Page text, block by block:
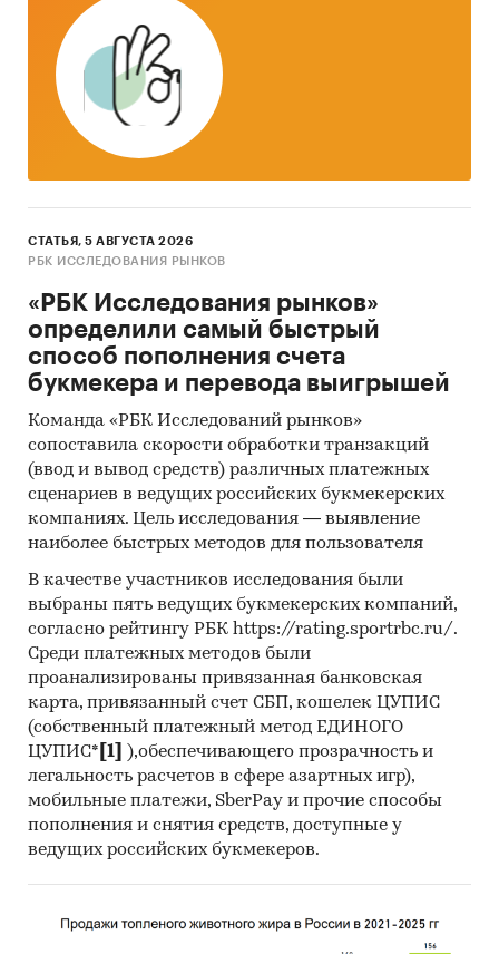
Eurostat.
Печатные и электронные деловые и
специализированные издания,
аналитические обзоры.
Ресурсы сети Интернет в России и мире.
мирового рынков.
Результаты исследований маркетинговых и
консалтинговых агентств.
Материалы отраслевых учреждений и базы
данных.
Результаты ценовых мониторингов.
Материалы и базы данных статистики ООН
(United Nations Statistics Division:
Commodity Trade Statistics, Industrial
Commodity Statistics, Food and Agriculture
Материалы Международного Валютного
Фонда (International Monetary Fund).
Материалы Всемирного банка (World Bank).
Материалы ВТО (World Trade Organization).
Материалы Организации экономического
сотрудничества и развития (Organization for
Economic Cooperation and Development).
Материалы International Trade Centre.
СТАТЬЯ, 5 АВГУСТА 2026
РБК ИССЛЕДОВАНИЯ РЫНКОВ
«РБК Исследования рынков»
определили самый быстрый
способ пополнения счета
букмекера и перевода выигрышей
Команда «РБК Исследований рынков»
сопоставила скорости обработки транзакций
(ввод и вывод средств) различных платежных
сценариев в ведущих российских букмекерских
компаниях. Цель исследования — выявление
наиболее быстрых методов для пользователя
В качестве участников исследования были
выбраны пять ведущих букмекерских компаний,
согласно рейтингу РБК https://rating.sportrbc.ru/.
Среди платежных методов были
проанализированы привязанная банковская
карта, привязанный счет СБП, кошелек ЦУПИС
(собственный платежный метод ЕДИНОГО
ЦУПИС* [1]
),обеспечивающего прозрачность и
легальность расчетов в сфере азартных игр),
мобильные платежи, SberPay и прочие способы
пополнения и снятия средств, доступные у
ведущих российских букмекеров.